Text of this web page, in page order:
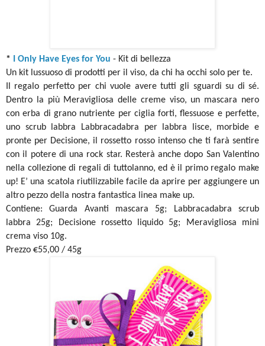
* I Only Have Eyes for You - Kit di bellezza
Un kit lussuoso di prodotti per il viso, da chi ha occhi solo per te.
Il regalo perfetto per chi vuole avere tutti gli sguardi su di sé.
Dentro la più Meravigliosa delle creme viso, un mascara nero
con erba di grano nutriente per ciglia forti, flessuose e perfette,
uno scrub labbra Labbracadabra per labbra lisce, morbide e
pronte per Decisione, il rossetto rosso intenso che ti farà sentire
con il potere di una rock star. Resterà anche dopo San Valentino
nella collezione di regali di tuttolanno, ed è il primo regalo make
up! E’ una scatola riutilizzabile facile da aprire per aggiungere un
altro pezzo della nostra fantastica linea make up.
Contiene: Guarda Avanti mascara 5g; Labbracadabra scrub
labbra 25g; Decisione rossetto liquido 5g; Meravigliosa mini
crema viso 10g.
Prezzo €55,00 / 45g